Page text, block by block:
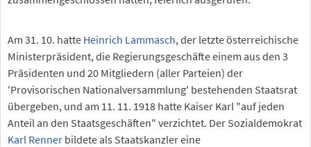
Am 31. 10. hatte Heinrich Lammasch, der letzte österreichische
Ministerpräsident, die Regierungsgeschäfte einem aus den 3
Präsidenten und 20 Mitgliedern (aller Parteien) der
'Provisorischen Nationalversammlung' bestehenden Staatsrat
übergeben, und am 11. 11. 1918 hatte Kaiser Karl "auf jeden
Anteil an den Staatsgeschäften" verzichtet. Der Sozialdemokrat
Karl Renner bildete als Staatskanzler eine